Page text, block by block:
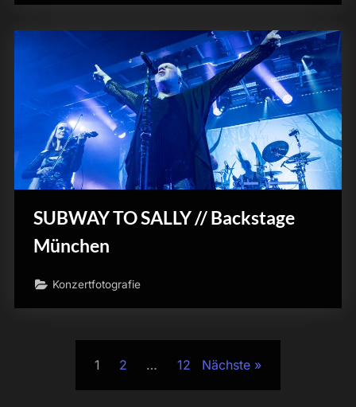
SUBWAY TO SALLY // Backstage
München
Konzertfotografie
Seitennummerierung
1 2 … 12 Nächste